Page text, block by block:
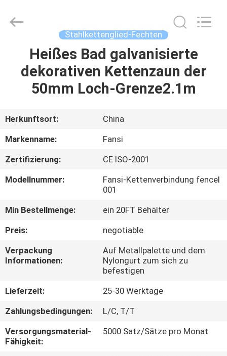
HAUS
PRODUKTE
ÜBER
UNS
FABRIK-
AUSFLUG
QUALITÄTSKONTROLLE
TRETEN
SIE
MIT
IN
VERBINDUNG
Rights
Stahlkettenglied-Fechten
Heißes Bad galvanisierte
dekorativen Kettenzaun der
50mm Loch-Grenze2.1m
Herkunftsort:
China
Markenname:
Fansi
Zertifizierung:
CE ISO-2001
Modellnummer:
Fansi-Kettenverbindung fencel
001
Min Bestellmenge:
ein 20FT Behälter
Preis:
negotiable
Verpackung
Informationen:
Auf Metallpalette und dem
Nylongurt zum sich zu
befestigen
Lieferzeit:
25-30 Werktage
Zahlungsbedingungen:
L/C, T/T
Versorgungsmaterial-
Fähigkeit:
5000 Satz/Sätze pro Monat